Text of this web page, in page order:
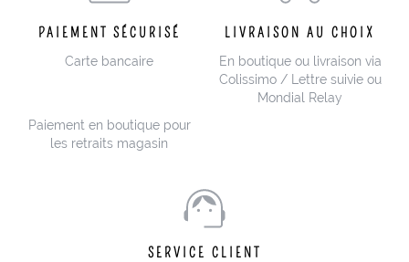
PAIEMENT SÉCURISÉ
Carte bancaire
Paiement en boutique pour
les retraits magasin
LIVRAISON AU CHOIX
En boutique ou livraison via
Colissimo / Lettre suivie ou
Mondial Relay
SERVICE CLIENT